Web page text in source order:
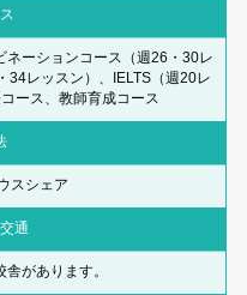
ーションコース（週26・30レ
34レッスン）、IELTS（週20レ
ース、教師育成コース
スシェア
通
があります。